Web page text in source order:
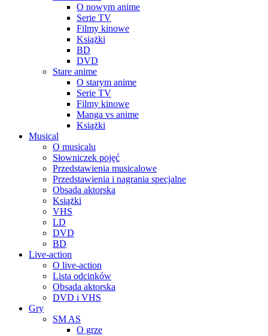
O nowym anime
Serie TV
Filmy kinowe
Książki
BD
DVD
Stare anime
O starym anime
Serie TV
Filmy kinowe
Manga vs anime
Książki
Musical
O musicalu
Słowniczek pojęć
Przedstawienia musicalowe
Przedstawienia i nagrania specjalne
Obsada aktorska
Książki
VHS
LD
DVD
BD
Live-action
O live-action
Lista odcinków
Obsada aktorska
DVD i VHS
Gry
SM AS
O grze